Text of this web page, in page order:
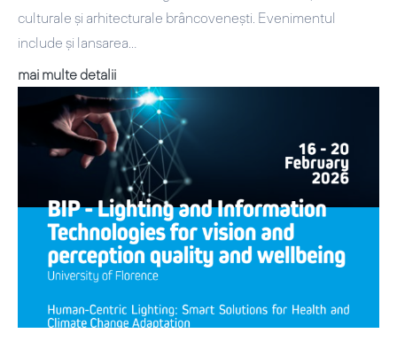
culturale și arhitecturale brâncovenești. Evenimentul
include și lansarea…
mai multe detaliiBrâncoveanu
–
Tradiția
continuă